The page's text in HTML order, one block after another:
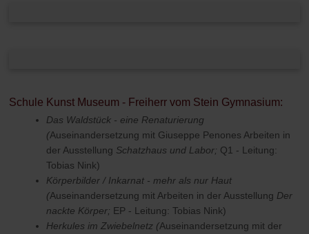
Schule Kunst Museum - Freiherr vom Stein Gymnasium:
Das Waldstück - eine Renaturierung
(Auseinandersetzung mit Giuseppe Penones Arbeiten in
der Ausstellung Schatzhaus und Labor; Q1 - Leitung:
Tobias Nink)
Körperbilder / Inkarnat - mehr als nur Haut
(Auseinandersetzung mit Arbeiten in der Ausstellung Der
nackte Körper; EP - Leitung: Tobias Nink)
Herkules im Zwiebelnetz (Auseinandersetzung mit der